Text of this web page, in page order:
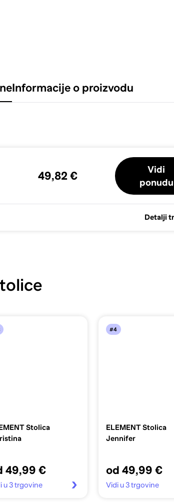
Informacije o proizvodu
49,82 €
Vidi
ponudu
Detalji
Stolica
49,99 €
u 3 trgovine
#4
ELEMENT Stolica
Jennifer
od 49,99 €
Vidi u 3 trgovine